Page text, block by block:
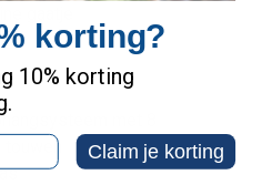
met 8
touwen
korting?
10% korting
Claim je korting